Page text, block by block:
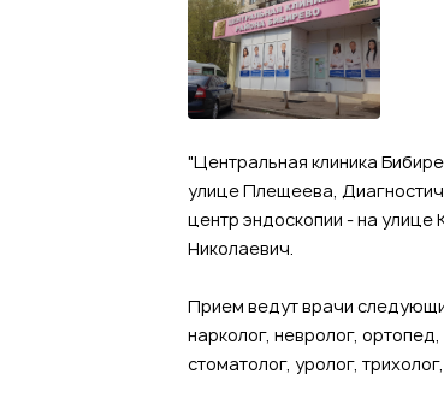
"Центральная клиника
улице Плещеева,
центр эндоскопии - на улице
Николаевич.
Прием ведут врачи
нарколог, невролог,
стоматолог, уролог,